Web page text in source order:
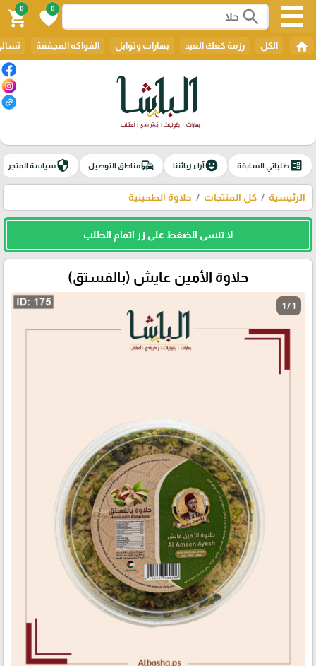
search
0
favorite
0
shopping_cart
home الكل رزمة كعك العيد بهارات وتوابل الفواكه المجففة
ballotطلباتي السابقة emoji_emotionsآراء زبائننا commuteمناطق التوصيل securityسياسة المتجر
الرئيسية كل المنتجات حلاوة الطحينية
لا تنسى الضغط على زر اتمام الطلب
حلاوة الأمين عايش (بالفستق)
1 / 1